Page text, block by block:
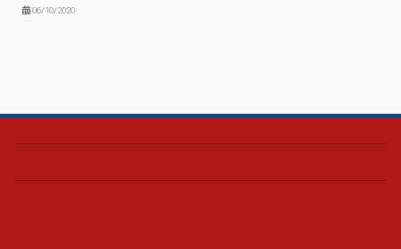
06/10/2020